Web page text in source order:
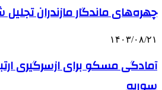
چهره‌های ماندگار مازندران
۱۴۰۳/۰۸/۲۱
آمادگی مسکو برای ازسرگیری